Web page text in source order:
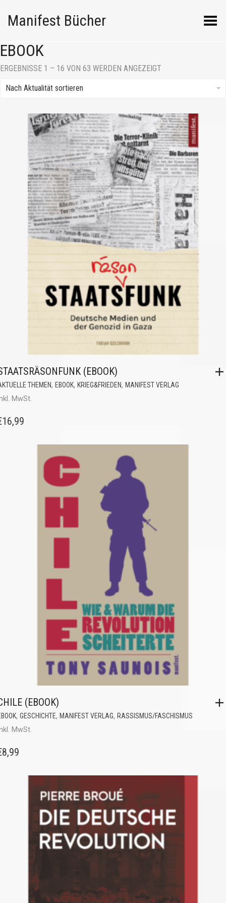
Manifest Bücher Menü umschalten
EBOOK
ERGEBNISSE 1 – 16 VON 63 WERDEN ANGEZEIGT
Nach Aktualität sortieren
(EBOOK)
THEMEN, EBOOK, KRIEG&FRIEDEN, MANIFEST VERLAG
MwSt.
16,99
(EBOOK)
, GESCHICHTE, MANIFEST VERLAG, RASSISMUS/FASCHISMUS
MwSt.
8,99